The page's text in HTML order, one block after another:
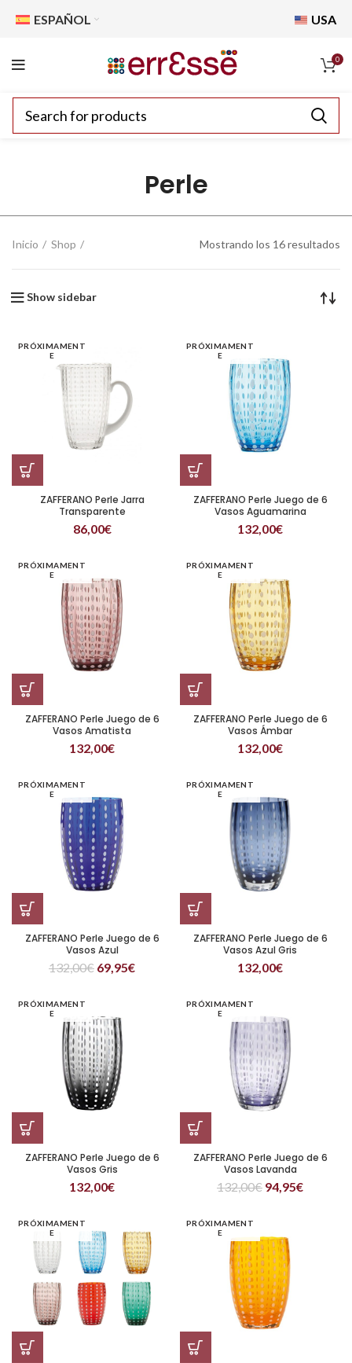
ESPAÑOL USA
0
Perle
Inicio Shop Mostrando los 16 resultados
Show sidebar
PRÓXIMAMENT
E
ZAFFERANO Perle Jarra
Transparente
86,00€
PRÓXIMAMENT
E
ZAFFERANO Perle Juego de 6
Vasos Aguamarina
132,00€
PRÓXIMAMENT
E
ZAFFERANO Perle Juego de 6
Vasos Amatista
132,00€
PRÓXIMAMENT
E
ZAFFERANO Perle Juego de 6
Vasos Ámbar
132,00€
PRÓXIMAMENT
E
ZAFFERANO Perle Juego de 6
Vasos Azul
132,00€ 69,95€
PRÓXIMAMENT
E
ZAFFERANO Perle Juego de 6
Vasos Azul Gris
132,00€
PRÓXIMAMENT
E
ZAFFERANO Perle Juego de 6
Vasos Gris
132,00€
PRÓXIMAMENT
E
ZAFFERANO Perle Juego de 6
Vasos Lavanda
132,00€ 94,95€
PRÓXIMAMENT
E
PRÓXIMAMENT
E